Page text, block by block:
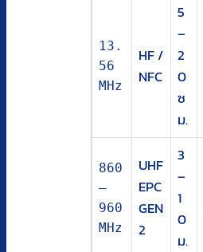
13.
56
MHz
HF /
NFC
5
–
2
0
ซ
ม.
860
–
960
MHz
UHF
EPC
GEN
2
3
–
1
0
ม.